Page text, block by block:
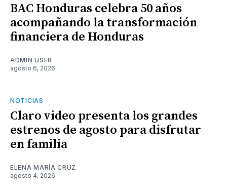
BAC Honduras celebra 50 años
acompañando la transformación
financiera de Honduras
ADMIN USER
agosto 6, 2026
NOTICIAS
Claro video presenta los grandes
estrenos de agosto para disfrutar
en familia
ELENA MARÍA CRUZ
agosto 4, 2026